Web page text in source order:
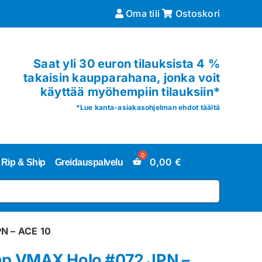
Oma tili Ostoskori
Saat yli 30 euron tilauksista 4 %
takaisin kaupparahana, jonka voit
käyttää myöhempiin tilauksiin*
*Lue kanta-asiakasohjelman ehdot täältä
Rip & Ship Greidauspalvelu 0,00 €
– ACE 10